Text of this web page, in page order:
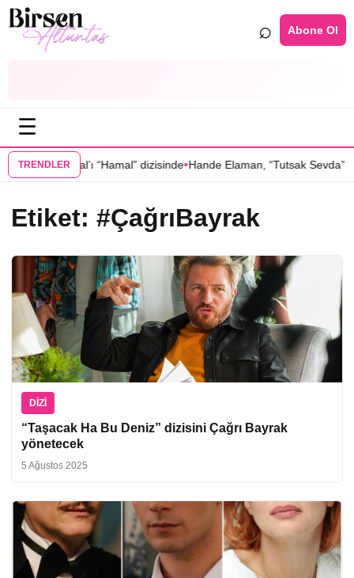
⌕ Abone Ol
☰
TRENDLER
Kaynarcal’ı “Hamal” dizisinde•Hande Elaman, “Tutsak Sevda”
Etiket: #ÇağrıBayrak
DIZI
“Taşacak Ha Bu Deniz” dizisini Çağrı Bayrak
yönetecek
5 Ağustos 2025